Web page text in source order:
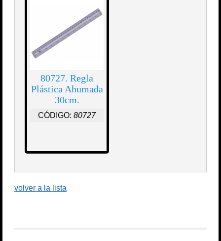
80727. Regla
Plástica Ahumada
30cm.
CÓDIGO: 80727
volver a la lista